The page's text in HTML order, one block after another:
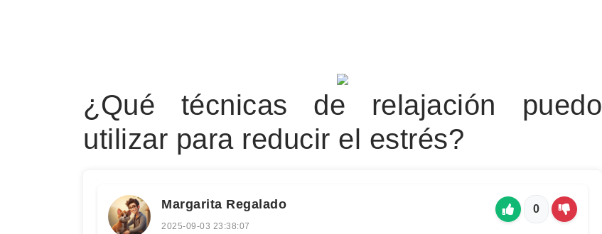
¿Qué técnicas de relajación puedo
utilizar para reducir el estrés?
Margarita Regalado
2025-09-03 23:38:07
0